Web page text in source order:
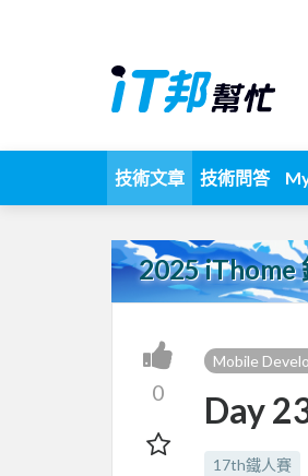
技術文章 技術問答
2025 iThome
0
Mobile
Day
17th鐵人賽